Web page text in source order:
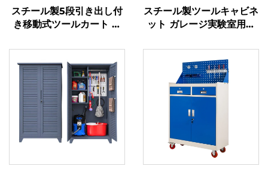
スチール製5段引き出し付
き移動式ツールカート 自
ナンス用メカニック金属ツ
ーリー キャビネット
スチール製ツールキャビネ
ット ガレージ実験室用作
な金属製コンビネーション
ワークステーション ツー
ルワークショップ用キャビ
ネット